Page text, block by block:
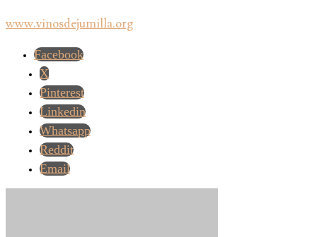
www.vinosdejumilla.org
Facebook
X
Pinterest
Linkedin
Whatsapp
Reddit
Email